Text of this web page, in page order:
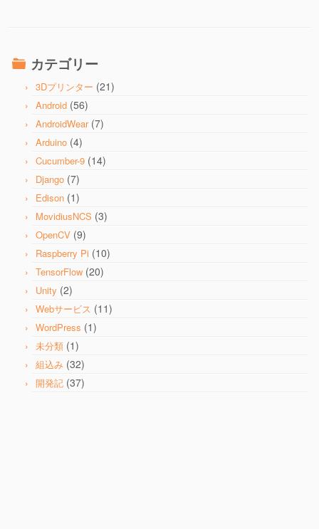
カテゴリー
3Dプリンター (21)
Android (56)
AndroidWear(7)
Arduino (4)
Cucumber-9 (14)
Django (7)
Edison (1)
MovidiusNCS (3)
OpenCV (9)
Raspberry Pi (10)
TensorFlow (20)
Unity (2)
Webサービス (11)
WordPress (1)
未分類 (1)
組込み (32)
開発記 (37)